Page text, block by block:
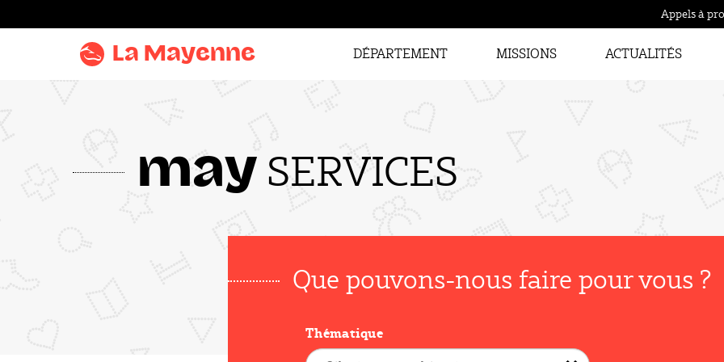
Appels à
La Mayenne DÉPARTEMENT MISSIONS ACTUALITÉS
may SERVICES
Que pouvons-nous faire pour vous ?
Thématique